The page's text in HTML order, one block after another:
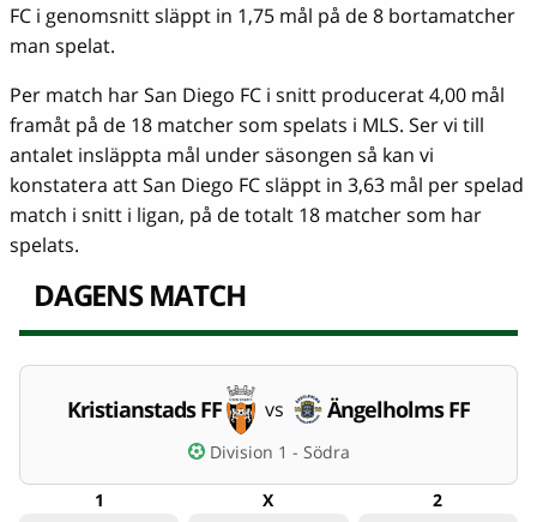
FC i genomsnitt släppt in 1,75 mål på de 8 bortamatcher
man spelat.
Per match har San Diego FC i snitt producerat 4,00 mål
framåt på de 18 matcher som spelats i MLS. Ser vi till
antalet insläppta mål under säsongen så kan vi
konstatera att San Diego FC släppt in 3,63 mål per spelad
match i snitt i ligan, på de totalt 18 matcher som har
spelats.
DAGENS MATCH
Kristianstads FF vs Ängelholms FF
Division 1 - Södra